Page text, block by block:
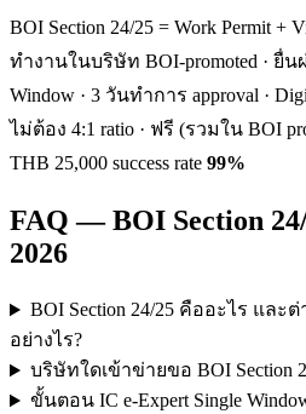
BOI Section 24/25 = Work Permit
ทำงานในบริษัท BOI-promoted · ยื่น
Window · 3 วันทำการ approval ·
ไม่ต้อง 4:1 ratio · ฟรี (รวมใน BOI
THB 25,000 success rate 99%
FAQ — BOI Section
2026
BOI Section 24/25 คืออะไร และ
อย่างไร?
บริษัทใดเข้าข่ายขอ BOI Section
ขั้นตอน IC e-Expert Single